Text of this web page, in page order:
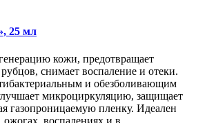
25 мл
кожи, предотвращает
снимает воспаление и отеки.
и обезболивающим
микроциркуляцию, защищает
газопроницаемую пленку. Идеален
ожогах, воспалениях и в